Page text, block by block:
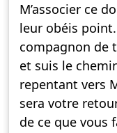
M’associer ce
leur obéis
compagnon de
et suis le
repentant vers
sera votre
de ce que vous